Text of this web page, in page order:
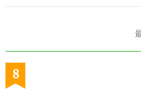
8